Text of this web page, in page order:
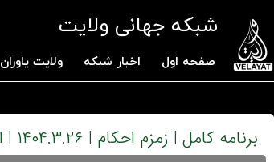
شبکه جهانی ولایت
صفحه اول اخبار شبکه ولایت یاوران
برنامه کامل | زمزم احکام | ۱۴۰۴.۳.۲۶ | استاد وحیدپور